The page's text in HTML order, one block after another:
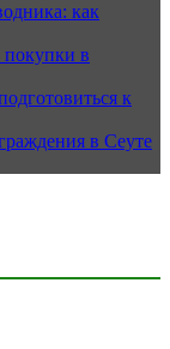
как
покупки в
к
в Сеуте